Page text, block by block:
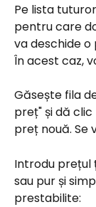
Pe lista
pentru care
va deschide
În acest caz,
Găsește fila
preț" și dă
preț nouă. Se
Introdu prețul
sau pur și
prestabilite: